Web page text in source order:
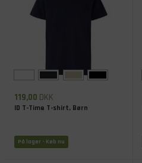
119,00 DKK
ID T-Time T-shirt, Børn
På lager - Køb nu